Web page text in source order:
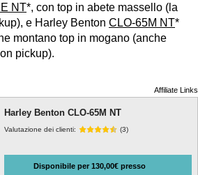
NT*, con top in abete massello (la
e Harley Benton CLO-65M NT*
montano top in mogano (anche
pickup).
Affiliate Links
Harley Benton CLO-65M NT
Valutazione dei clienti: (3)
Disponibile per 130,00€ presso